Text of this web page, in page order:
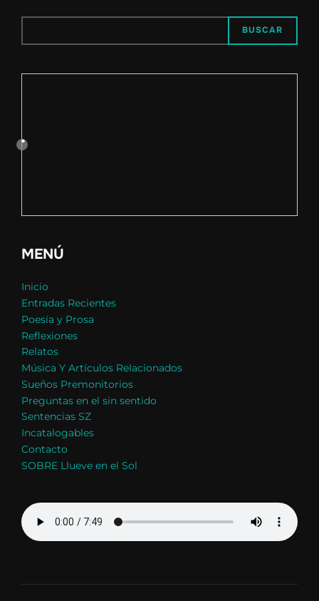
BUSCAR
MENÚ
Inicio
Entradas Recientes
Poesía y Prosa
Reflexiones
Relatos
Música Y Artículos Relacionados
Sueños Premonitorios
Preguntas en el sin sentido
Sentencias SZ
Incatalogables
Contacto
SOBRE Llueve en el Sol